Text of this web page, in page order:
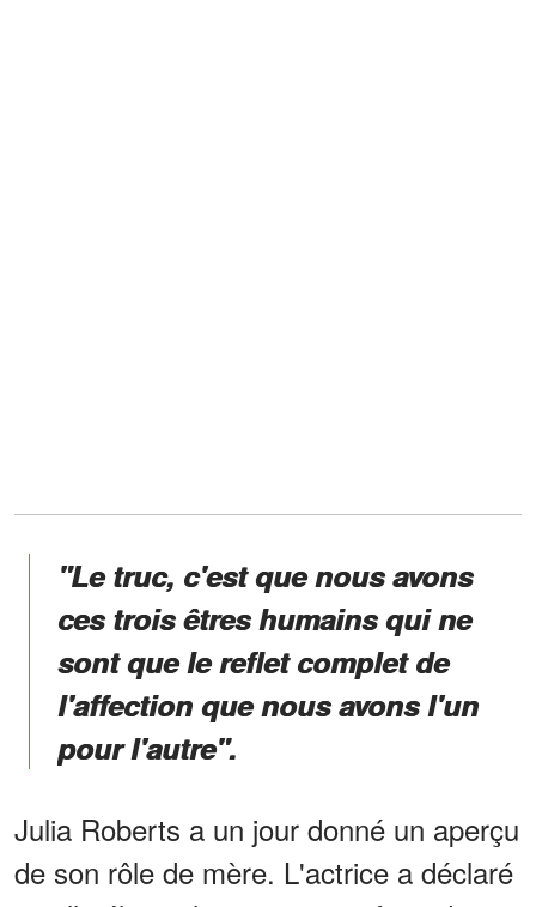
"Le truc, c'est que nous avons
ces trois êtres humains qui ne
sont que le reflet complet de
l'affection que nous avons l'un
pour l'autre".
Julia Roberts a un jour donné un aperçu
de son rôle de mère. L'actrice a déclaré